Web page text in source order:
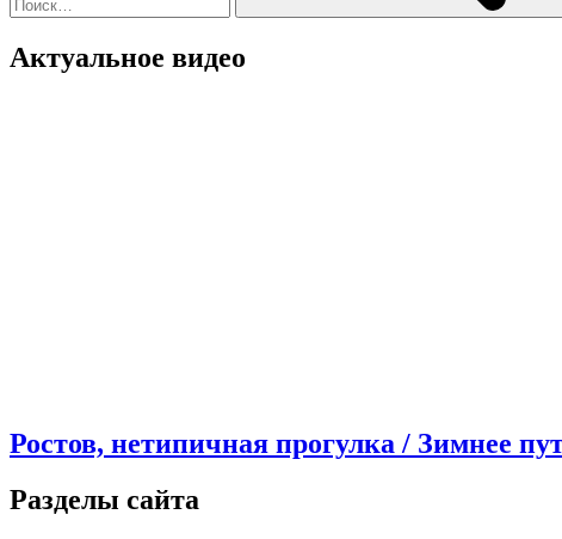
Актуальное видео
Ростов, нетипичная прогулка / Зимнее
Разделы сайта